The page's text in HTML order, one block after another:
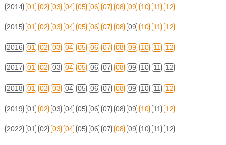
2014 01 02 03 04 05 06 07 08 09 10 11 12
2015 01 02 03 04 05 06 07 08 09 10 11 12
2016 01 02 03 04 05 06 07 08 09 10 11 12
2017 01 02 03 04 05 06 07 08 09 10 11 12
2018 01 02 03 04 05 06 07 08 09 10 11 12
2019 01 02 03 04 05 06 07 08 09 10 11 12
2022 01 02 03 04 05 06 07 08 09 10 11 12